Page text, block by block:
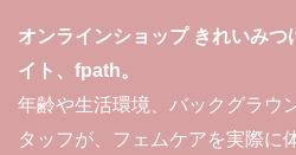
オンラインショップ きれいみ
イト、fpath。
年齢や生活環境、バックグラウ
タッフが、フェムケアを実際に